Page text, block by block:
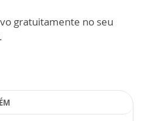
gratuitamente no seu